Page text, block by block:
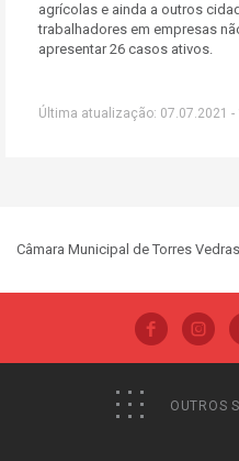
agrícolas e ainda a outros
trabalhadores em empresas
apresentar 26 casos ativos.
Última atualização: 07.07.2021 -
Câmara Municipal de Torres
OUTROS